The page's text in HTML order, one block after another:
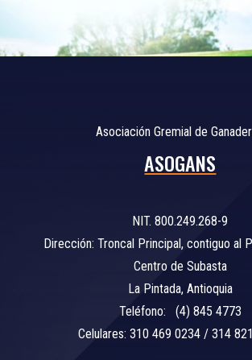
Asociación Gremial de
ASOGANS
NIT. 800.249.268-9
Dirección: Troncal Principal, contiguo al
Centro de Subasta
La Pintada, Antioquia
Teléfono: (4) 845 4773
Celulares: 310 469 0234 / 314